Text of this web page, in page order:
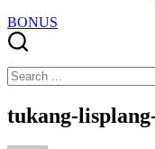
BONUS
Search
tukang-